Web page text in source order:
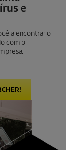
e
a encontrar o
com o